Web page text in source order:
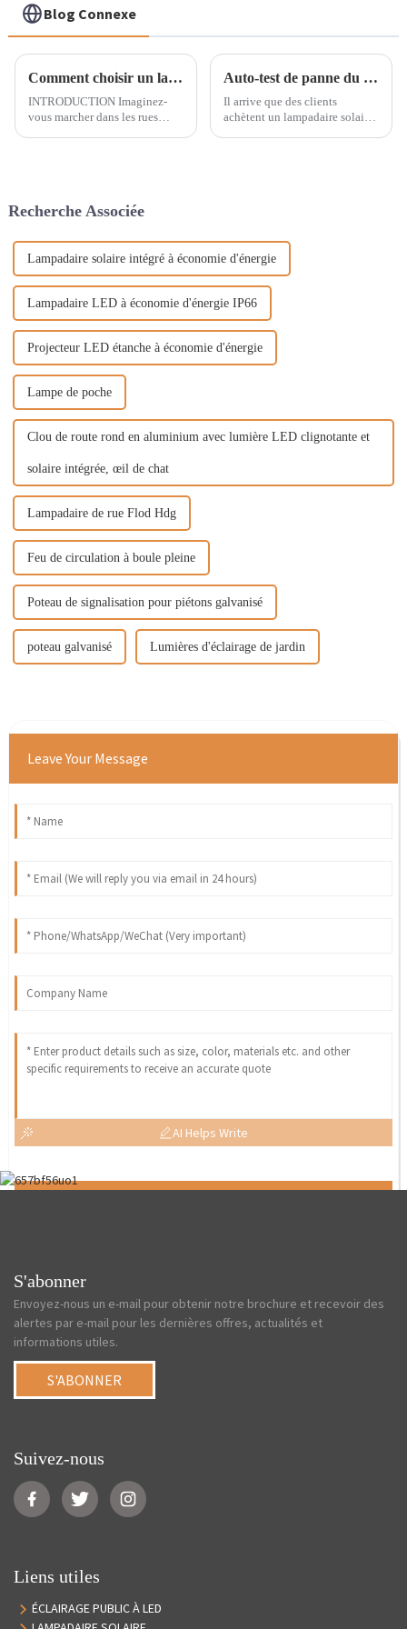
Blog Connexe
Comment choisir un lampadaire dans un environnement chaud ?
INTRODUCTION Imaginez-
vous marcher dans les rues
le bon éclairage public…
Auto-test de panne du lampadaire solaire tout-en-un
Il arrive que des clients
achètent un lampadaire solaire
Recherche Associée
Lampadaire solaire intégré à économie d'énergie
Lampadaire LED à économie d'énergie IP66
Projecteur LED étanche à économie d'énergie
Lampe de poche
Clou de route rond en aluminium avec lumière LED clignotante et
solaire intégrée, œil de chat
Lampadaire de rue Flod Hdg
Feu de circulation à boule pleine
Poteau de signalisation pour piétons galvanisé
poteau galvanisé Lumières d'éclairage de jardin
Leave Your Message
AI Helps Write
S'abonner
Envoyez-nous un e-mail pour obtenir notre brochure et recevoir des
alertes par e-mail pour les dernières offres, actualités et
informations utiles.
S'ABONNER
Suivez-nous
Liens utiles
ÉCLAIRAGE PUBLIC À LED